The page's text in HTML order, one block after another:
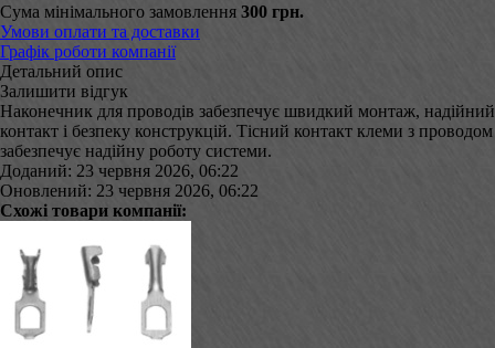
Сума мінімального замовлення 300 грн.
Умови оплати та доставки
Графік роботи компанії
Детальний опис
Залишити відгук
Наконечник для проводів забезпечує швидкий монтаж, надійний
контакт і безпеку конструкцій. Тісний контакт клеми з проводом
забезпечує надійну роботу системи.
Доданий: 23 червня 2026, 06:22
Оновлений: 23 червня 2026, 06:22
Схожі товари компанії: